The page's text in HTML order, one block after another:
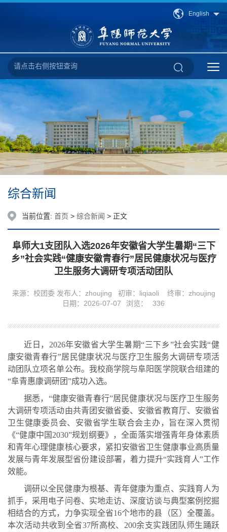
English
综合新闻
当前位置: 首页 > 综合新闻 > 正文
阜师大1支团队入选2026年安徽省大学生暑期“三下
乡”社会实践“健康安徽青春行”居民健康状况与医疗
卫生服务大调研专项活动团队
来源：校团委 发布人：zhoujing 初审：liqiaoli
终审：zhoujing
日期：2026-07-07
浏览： 336
近日，2026年安徽省大学生暑期“三下乡”社会实践“健
康安徽青春行”居民健康状况与医疗卫生服务大调研专项活
动团队立项名单公布。我校商学院与阜阳医学院联合组建的
“阜青惠康调研团”成功入选。
据悉，“健康安徽青春行”居民健康状况与医疗卫生服务
大调研专项活动由共青团安徽省委、安徽省教育厅、安徽省
卫生健康委员会、安徽省学生联合会主办，旨在深入贯彻
《“健康中国2030”规划纲要》，全面落实增强青年身体素质
和青年心理健康核心要求，紧扣安徽省卫生健康事业高质量
发展与青年发展型省份建设部署，着力提升“实践育人”工作
效能。
调研以全民健康为根基、青年健康为重点、实践育人为
抓手，采用电子问卷、实地走访、深度访谈与典型案例挖掘
相结合的方式，力争实现全省16个地市的县（区）全覆盖。
本次活动共收到全省37所高校、200余支实践团队师生踊跃